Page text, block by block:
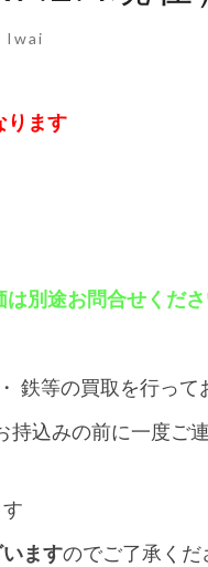
Iwai
ります
別途お問合せくださ
鉄等の買取を行って
込みの前に一度ご
ますのでご了承く